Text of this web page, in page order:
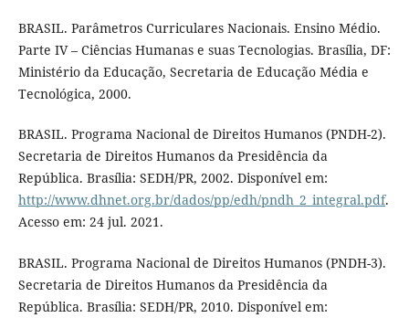
BRASIL. Parâmetros Curriculares Nacionais. Ensino Médio.
Parte IV – Ciências Humanas e suas Tecnologias. Brasília, DF:
Ministério da Educação, Secretaria de Educação Média e
Tecnológica, 2000.
BRASIL. Programa Nacional de Direitos Humanos (PNDH-2).
Secretaria de Direitos Humanos da Presidência da
República. Brasília: SEDH/PR, 2002. Disponível em:
http://www.dhnet.org.br/dados/pp/edh/pndh_2_integral.pdf.
Acesso em: 24 jul. 2021.
BRASIL. Programa Nacional de Direitos Humanos (PNDH-3).
Secretaria de Direitos Humanos da Presidência da
República. Brasília: SEDH/PR, 2010. Disponível em: